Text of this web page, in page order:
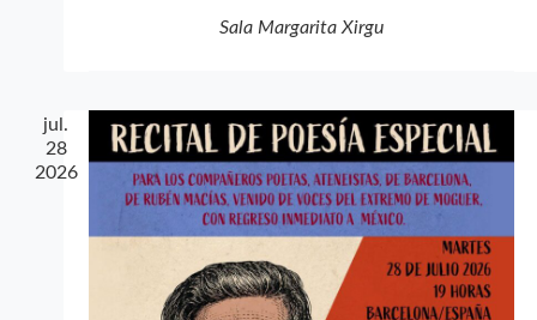
Sala Margarita Xirgu
jul.
28
2026